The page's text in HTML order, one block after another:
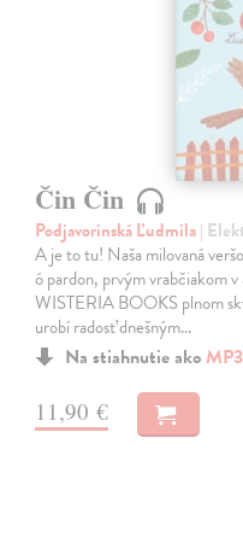
Čin Čin
Podjavorinská Ľudmila|
A je to tu! Naša milovaná
ó pardon, prvým vrabčiakom
WISTERIA BOOKS plnom
urobí radosť dnešným…
Na stiahnutie ako MP3
11,90 €